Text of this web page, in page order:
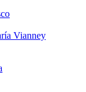
Vianney